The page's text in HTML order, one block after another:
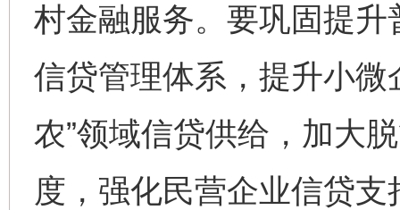
村金融服务。要巩固提
信贷管理体系，提升小微
农”领域信贷供给，加大
度，强化民营企业信贷